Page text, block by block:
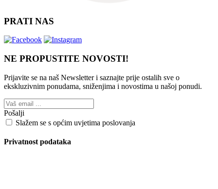
PRATI NAS
NE PROPUSTITE NOVOSTI!
Prijavite se na naš Newsletter i saznajte prije ostalih sve o
ekskluzivnim ponudama, sniženjima i novostima u našoj ponudi.
Pošalji
Slažem se s općim uvjetima poslovanja
Privatnost podataka